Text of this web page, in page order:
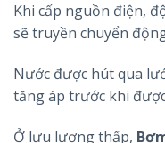
Khi cấp nguồn điện,
sẽ truyền chuyển
Nước được hút qua
tăng áp trước khi
Ở lưu lượng thấp,